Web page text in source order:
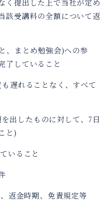
く提出した上で当社が定め
該受講料の全額について返
、まとめ勉強会)への参
了していること
遅れることなく、すべて
出したものに対して、7日
と)
いること
返金時期、免責規定等